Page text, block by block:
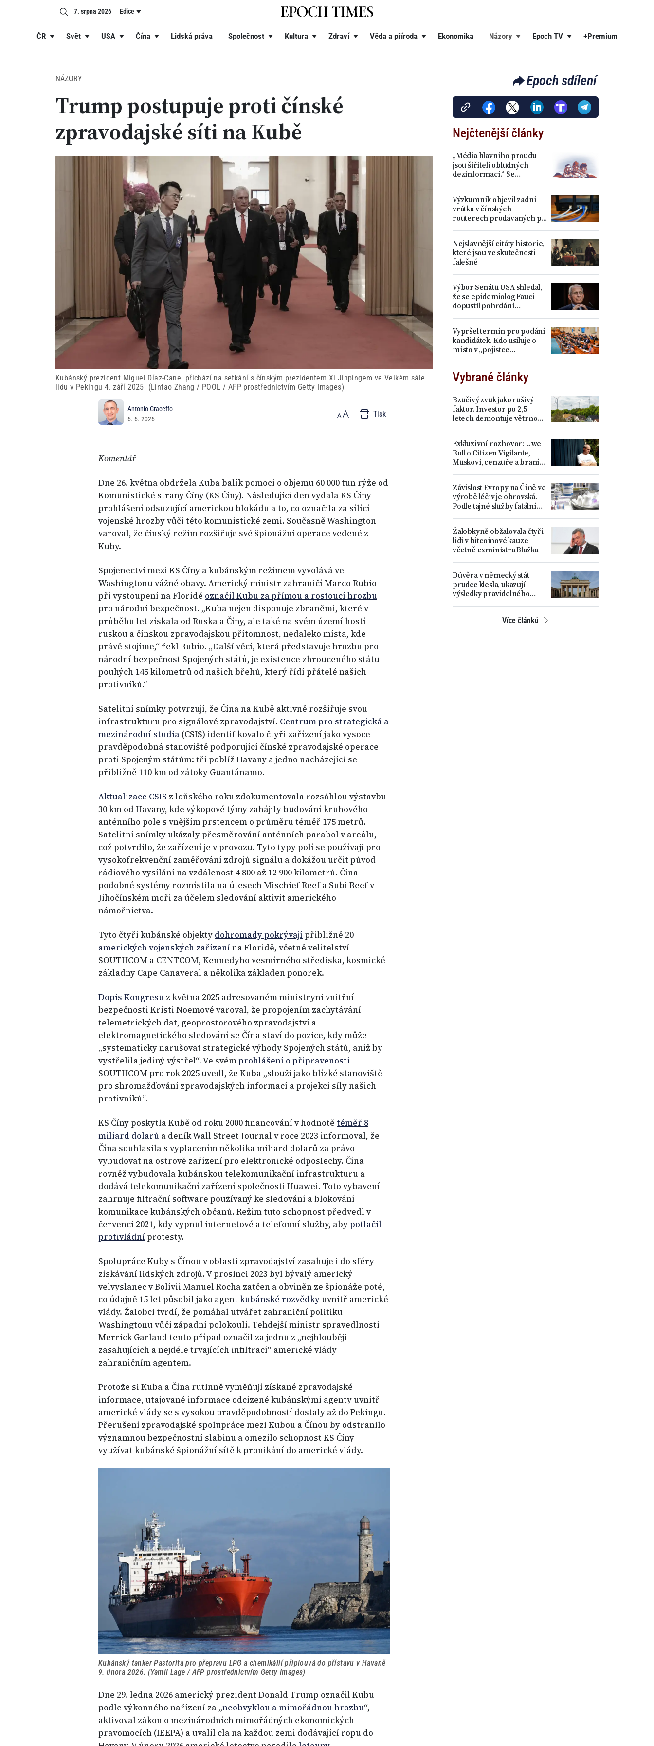
7. srpna 2026 Edice
ČR Svět USA Čína Lidská práva Společnost Kultura Zdraví Věda a příroda Ekonomika Názory Epoch TV +Premium
NÁZORY
Trump postupuje proti čínské
zpravodajské síti na Kubě
Kubánský prezident Miguel Díaz-Canel přichází na setkání s čínským prezidentem Xi Jinpingem ve Velkém sále
lidu v Pekingu 4. září 2025. (Lintao Zhang / POOL / AFP prostřednictvím Getty Images)
Antonio Graceffo
6. 6. 2026
Tisk
Komentář
Dne 26. května obdržela Kuba balík pomoci o objemu 60 000 tun rýže od
Komunistické strany Číny (KS Číny). Následující den vydala KS Číny
prohlášení odsuzující americkou blokádu a to, co označila za sílící
vojenské hrozby vůči této komunistické zemi. Současně Washington
varoval, že čínský režim rozšiřuje své špionážní operace vedené z
Kuby.
Spojenectví mezi KS Číny a kubánským režimem vyvolává ve
Washingtonu vážné obavy. Americký ministr zahraničí Marco Rubio
při vystoupení na Floridě označil Kubu za přímou a rostoucí hrozbu
pro národní bezpečnost. „Kuba nejen disponuje zbraněmi, které v
průběhu let získala od Ruska a Číny, ale také na svém území hostí
ruskou a čínskou zpravodajskou přítomnost, nedaleko místa, kde
právě stojíme,“ řekl Rubio. „Další věcí, která představuje hrozbu pro
národní bezpečnost Spojených států, je existence zhrouceného státu
pouhých 145 kilometrů od našich břehů, který řídí přátelé našich
protivníků.“
Satelitní snímky potvrzují, že Čína na Kubě aktivně rozšiřuje svou
infrastrukturu pro signálové zpravodajství. Centrum pro strategická a
mezinárodní studia (CSIS) identifikovalo čtyři zařízení jako vysoce
pravděpodobná stanoviště podporující čínské zpravodajské operace
proti Spojeným státům: tři poblíž Havany a jedno nacházející se
přibližně 110 km od zátoky Guantánamo.
Aktualizace CSIS z loňského roku zdokumentovala rozsáhlou výstavbu
30 km od Havany, kde výkopové týmy zahájily budování kruhového
anténního pole s vnějším prstencem o průměru téměř 175 metrů.
Satelitní snímky ukázaly přesměrování anténních parabol v areálu,
což potvrdilo, že zařízení je v provozu. Tyto typy polí se používají pro
vysokofrekvenční zaměřování zdrojů signálu a dokážou určit původ
rádiového vysílání na vzdálenost 4 800 až 12 900 kilometrů. Čína
podobné systémy rozmístila na útesech Mischief Reef a Subi Reef v
Jihočínském moři za účelem sledování aktivit amerického
námořnictva.
Tyto čtyři kubánské objekty dohromady pokrývají přibližně 20
amerických vojenských zařízení na Floridě, včetně velitelství
SOUTHCOM a CENTCOM, Kennedyho vesmírného střediska, kosmické
základny Cape Canaveral a několika základen ponorek.
Dopis Kongresu z května 2025 adresovaném ministryni vnitřní
bezpečnosti Kristi Noemové varoval, že propojením zachytávání
telemetrických dat, geoprostorového zpravodajství a
elektromagnetického sledování se Čína staví do pozice, kdy může
„systematicky narušovat strategické výhody Spojených států, aniž by
vystřelila jediný výstřel“. Ve svémprohlášení o připravenosti
SOUTHCOM pro rok 2025 uvedl, že Kuba „slouží jako blízké stanoviště
pro shromažďování zpravodajských informací a projekci síly našich
protivníků“.
KS Číny poskytla Kubě od roku 2000 financování v hodnotě téměř 8
miliard dolarů a deník Wall Street Journal v roce 2023 informoval, že
Čína souhlasila s vyplacením několika miliard dolarů za právo
vybudovat na ostrově zařízení pro elektronické odposlechy. Čína
rovněž vybudovala kubánskou telekomunikační infrastrukturu a
dodává telekomunikační zařízení společnosti Huawei. Toto vybavení
zahrnuje filtrační software používaný ke sledování a blokování
komunikace kubánských občanů. Režim tuto schopnost předvedl v
červenci 2021, kdy vypnul internetové a telefonní služby, abypotlačil
protivládní protesty.
Spolupráce Kuby s Čínou v oblasti zpravodajství zasahuje i do sféry
získávání lidských zdrojů. V prosinci 2023 byl bývalý americký
velvyslanec v Bolívii Manuel Rocha zatčen a obviněn ze špionáže poté,
co údajně 15 let působil jako agent kubánské rozvědkyuvnitř americké
vlády. Žalobci tvrdí, že pomáhal utvářet zahraniční politiku
Washingtonu vůči západní polokouli. Tehdejší ministr spravedlnosti
Merrick Garland tento případ označil za jednu z „nejhlouběji
zasahujících a nejdéle trvajících infiltrací“ americké vlády
zahraničním agentem.
Protože si Kuba a Čína rutinně vyměňují získané zpravodajské
informace, utajované informace odcizené kubánskými agenty uvnitř
americké vlády se s vysokou pravděpodobností dostaly až do Pekingu.
Přerušení zpravodajské spolupráce mezi Kubou a Čínou by odstranilo
významnou bezpečnostní slabinu a omezilo schopnost KS Číny
využívat kubánské špionážní sítě k pronikání do americké vlády.
Kubánský tanker Pastorita pro přepravu LPG a chemikálií připlouvá do přístavu v Havaně
9. února 2026. (Yamil Lage / AFP prostřednictvím Getty Images)
Dne 29. ledna 2026 americký prezident Donald Trump označil Kubu
podle výkonného nařízení za „neobvyklou a mimořádnou hrozbu“,
aktivoval zákon o mezinárodních mimořádných ekonomických
pravomocích (IEEPA) a uvalil cla na každou zemi dodávající ropu do
Epoch sdílení
Nejčtenější články
„Média hlavního proudu
jsou šiřiteli obludných
dezinformací.“ Se
Západu
Výzkumník objevil zadní
vrátka v čínských
routerech prodávaných po
Nejslavnější citáty historie,
které jsou ve skutečnosti
falešné
Výbor Senátu USA shledal,
že se epidemiolog Fauci
dopustil pohrdání
Vypršel termín pro podání
kandidátek. Kdo usiluje o
místo v „pojistce
Vybrané články
Bzučivý zvuk jako rušivý
faktor. Investor po 2,5
letech demontuje větrnou
Exkluzivní rozhovor: Uwe
Boll o Citizen Vigilante,
Muskovi, cenzuře a braní
Závislost Evropy na Číně ve
výrobě léčiv je obrovská.
Podle tajné služby fatální
Žalobkyně obžalovala čtyři
lidi v bitcoinové kauze
včetně exministra Blažka
Důvěra v německý stát
prudce klesla, ukazují
výsledky pravidelného
Více článků